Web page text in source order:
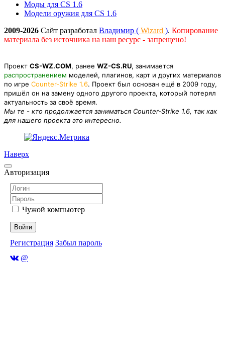
Моды для CS 1.6
Модели оружия для CS 1.6
2009-2026 Сайт разработал Владимир ( Wizard ). Копирование
материала без источника на наш ресурс - запрещено!
Проект CS-WZ.COM, ранее WZ-CS.RU, занимается
распространением моделей, плагинов, карт и других материалов
по игре Counter-Strike 1.6. Проект был основан ещё в 2009 году,
пришёл он на замену одного другого проекта, который потерял
актуальность за своё время.
Мы те - кто продолжается заниматься Counter-Strike 1.6, так как
для нашего проекта это интересно.
Наверх
Авторизация
Чужой компьютер
Войти
Регистрация Забыл пароль
@